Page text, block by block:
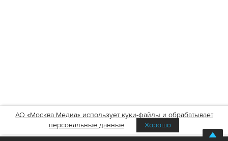
АО «Москва Медиа» использует куки-файлы и обрабатывает
персональные данные
Хорошо